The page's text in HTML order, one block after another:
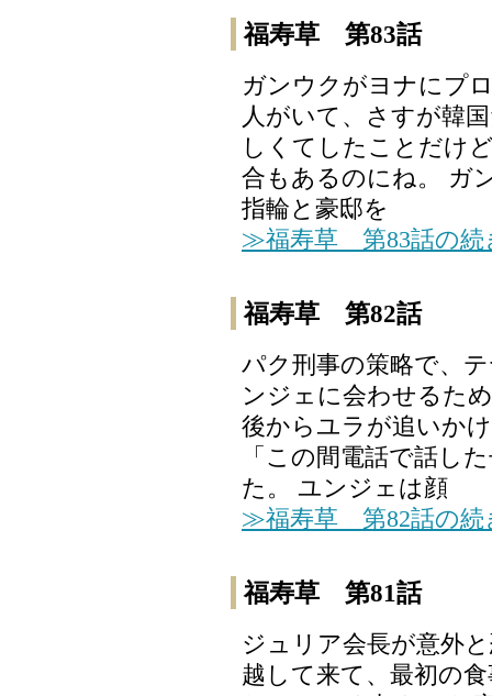
福寿草 第83話
ガンウクがヨナにプ
人がいて、さすが韓
しくてしたことだけ
合もあるのにね。 ガ
指輪と豪邸を
≫福寿草 第83話の続
福寿草 第82話
パク刑事の策略で、
ンジェに会わせるた
後からユラが追いか
「この間電話で話し
た。 ユンジェは顔
≫福寿草 第82話の続
福寿草 第81話
ジュリア会長が意外
越して来て、最初の